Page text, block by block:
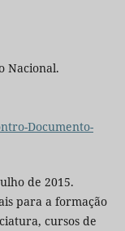
Nacional.
Documento-
de 2015.
para a formação
cursos de